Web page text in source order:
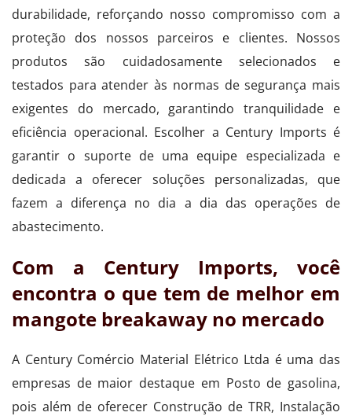
durabilidade, reforçando nosso compromisso com a
proteção dos nossos parceiros e clientes. Nossos
produtos são cuidadosamente selecionados e
testados para atender às normas de segurança mais
exigentes do mercado, garantindo tranquilidade e
eficiência operacional. Escolher a Century Imports é
garantir o suporte de uma equipe especializada e
dedicada a oferecer soluções personalizadas, que
fazem a diferença no dia a dia das operações de
abastecimento.
Com a Century Imports, você
encontra o que tem de melhor em
mangote breakaway no mercado
A Century Comércio Material Elétrico Ltda é uma das
empresas de maior destaque em Posto de gasolina,
pois além de oferecer Construção de TRR, Instalação